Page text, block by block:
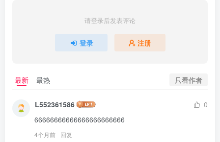
请登录后发表评论
登录 注册
最新 最热 只看作者
L552361586
0
66666666666666666666666
4个月前 回复